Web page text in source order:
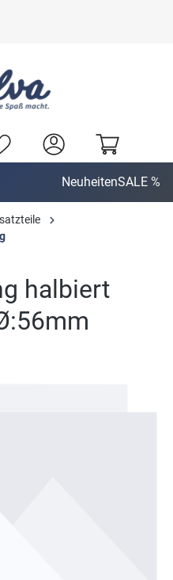
NeuheitenSALE %
halbiert